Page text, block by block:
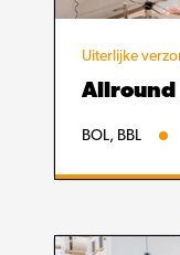
Uiterlijke
Allround
BOL, BBL